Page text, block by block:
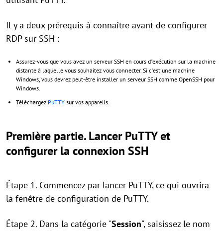
Il y a deux prérequis à connaître avant de configurer
RDP sur SSH :
Assurez-vous que vous avez un serveur SSH en cours d"exécution sur la machine
distante à laquelle vous souhaitez vous connecter. Si c"est une machine
Windows, vous devrez peut-être installer un serveur SSH comme OpenSSH pour
Windows.
Téléchargez PuTTY sur vos appareils.
Première partie.Lancer PuTTY et
configurer la connexion SSH
Étape 1. Commencez par lancer PuTTY, ce qui ouvrira
la fenêtre de configuration de PuTTY.
Étape 2. Dans la catégorie "Session", saisissez le nom